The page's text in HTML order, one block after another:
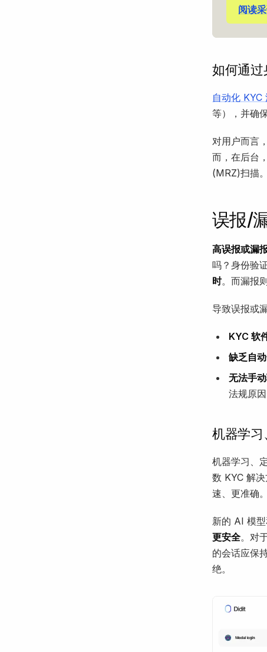
阅读
如何通过
自动化 KYC
等），并确
对用户而言，
而，在后台
(MRZ)扫描
误报/
高误报或漏
吗？身份验
时。而漏报
导致误报或
KYC 软
缺乏自
无法手
法规原
机器学习
机器学习、
数 KYC 解
速、更准确。
新的 AI 模
更安全。对
的会话应保
绝。